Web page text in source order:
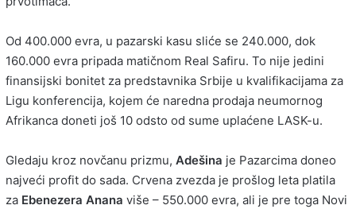
Od 400.000 evra, u pazarski kasu sliće se 240.000, dok
160.000 evra pripada matičnom Real Safiru. To nije jedini
finansijski bonitet za predstavnika Srbije u kvalifikacijama za
Ligu konferencija, kojem će naredna prodaja neumornog
Afrikanca doneti još 10 odsto od sume uplaćene LASK-u.
Gledaju kroz novčanu prizmu, Adešina je Pazarcima doneo
najveći profit do sada. Crvena zvezda je prošlog leta platila
za Ebenezera Anana više – 550.000 evra, ali je pre toga Novi